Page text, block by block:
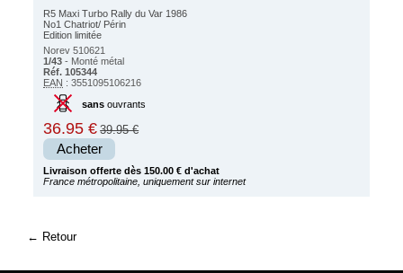
R5 Maxi Turbo Rally du Var 1986
No1 Chatriot/ Périn
Edition limitée
Norev 510621
1/43 - Monté métal
Réf. 105344
EAN : 3551095106216
sansouvrants
36.95 € 39.95 €
Acheter
Livraison offerte dès 150.00 € d'achat
France métropolitaine, uniquement sur internet
Retour